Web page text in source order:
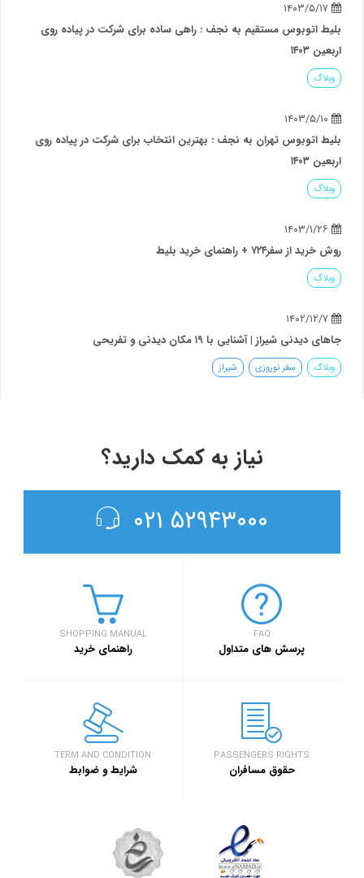
بلیط اتوبوس مستقیم به نجف : راهی ساده برای شرکت در پیاده روی
اربعین ۱۴۰۳
وبلاگ
بلیط اتوبوس تهران به نجف : بهترین انتخاب برای شرکت در پیاده روی
اربعین ۱۴۰۳
وبلاگ
روش خرید از سفر۷۲۴ + راهنمای خرید بلیط
وبلاگ
جاهای دیدنی شیراز | آشنایی با ۱۹ مکان دیدنی و تفریحی
وبلاگ سفر نوروزی شیراز
نیاز به کمک دارید؟
۵۲۹۴۳۰۰۰ ۰۲۱
SHOPPING MANUAL
راهنمای خرید
FAQ
پرسش های متداول
TERM AND CONDITION
شرایط و ضوابط
PASSENGERS RIGHTS
حقوق مسافران